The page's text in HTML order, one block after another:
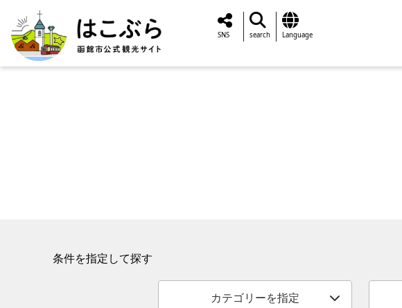
SNS search Language
条件を指定して探す
カテゴリーを指定